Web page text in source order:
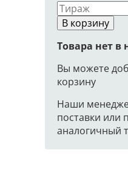
В корзину
Товара нет в
Вы можете
корзину
Наши
поставки или
аналогичный